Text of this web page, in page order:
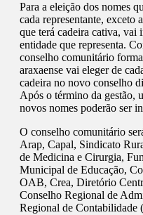
Para a eleição dos nomes
cada representante, exceto
que terá cadeira cativa, vai
entidade que representa.
conselho comunitário
araxaense vai eleger de
cadeira no novo conselho
Após o término da gestão,
novos nomes poderão ser
O conselho comunitário
Arap, Capal, Sindicato
de Medicina e Cirurgia,
Municipal de Educação,
OAB, Crea, Diretório
Conselho Regional de
Regional de Contabilidade